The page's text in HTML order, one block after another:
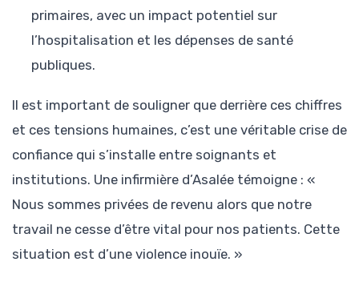
primaires, avec un impact potentiel sur
l’hospitalisation et les dépenses de santé
publiques.
Il est important de souligner que derrière ces chiffres
et ces tensions humaines, c’est une véritable crise de
confiance qui s’installe entre soignants et
institutions. Une infirmière d’Asalée témoigne : «
Nous sommes privées de revenu alors que notre
travail ne cesse d’être vital pour nos patients. Cette
situation est d’une violence inouïe. »